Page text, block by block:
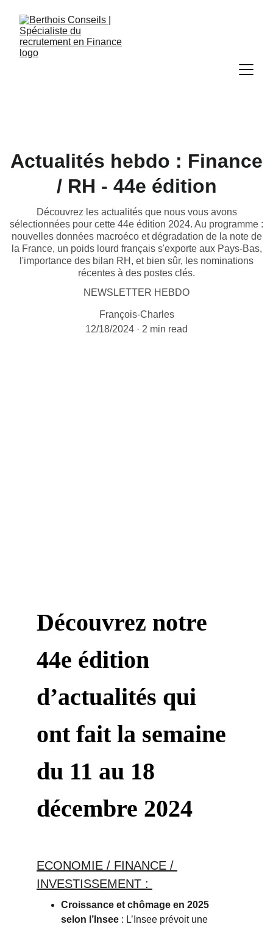
Actualités hebdo : Finance
/ RH - 44e édition
Découvrez les actualités que nous vous avons
sélectionnées pour cette 44e édition 2024. Au programme :
nouvelles données macroéco et dégradation de la note de
la France, un poids lourd français s'exporte aux Pays-Bas,
l'importance des bilan RH, et bien sûr, les nominations
récentes à des postes clés.
NEWSLETTER HEBDO
François-Charles
12/18/2024
2 min read
Découvrez notre
44e édition
d’actualités qui
ont fait la semaine
du 11 au 18
décembre 2024
ECONOMIE / FINANCE /
INVESTISSEMENT :
Croissance et chômage en 2025
selon l’Insee : L’Insee prévoit une